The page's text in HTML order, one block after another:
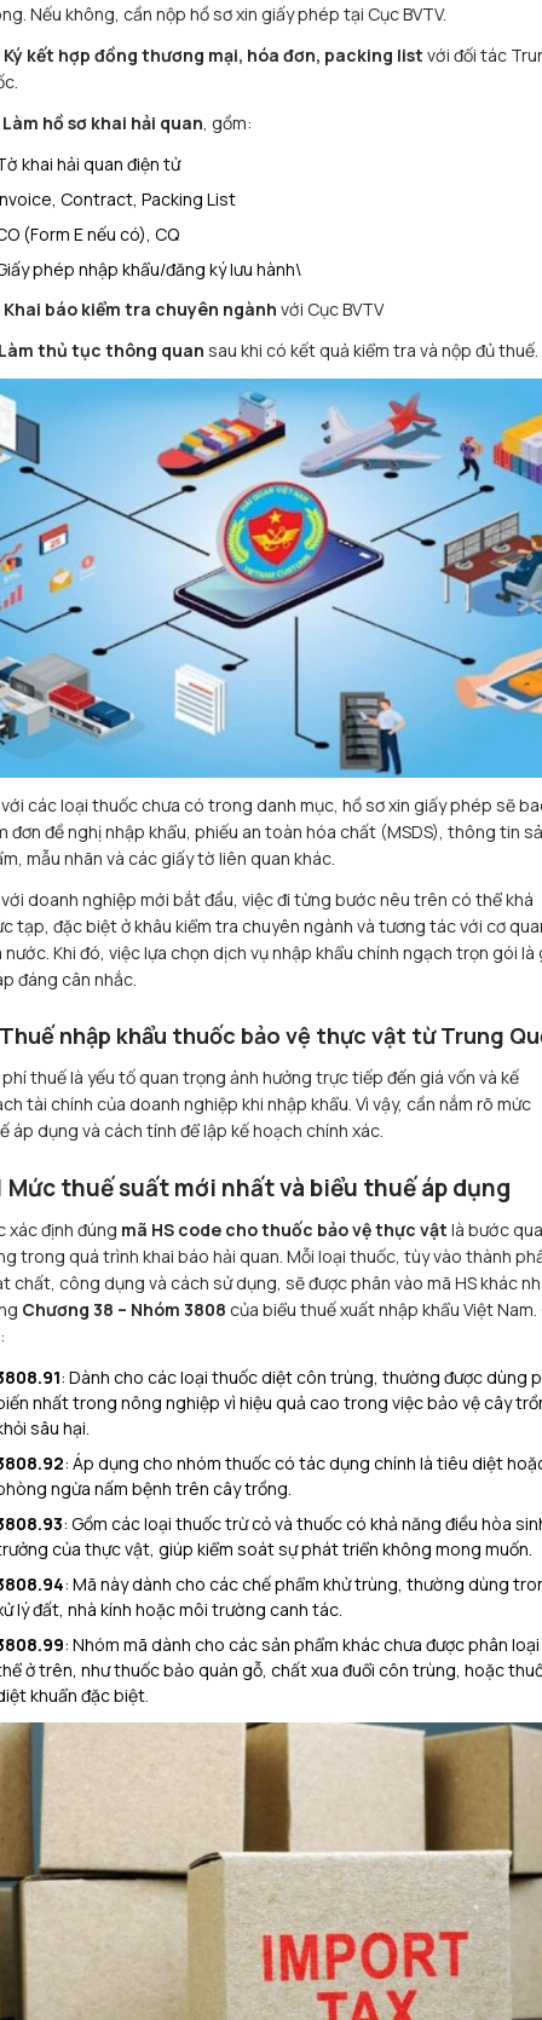
Nếu không, cần nộp hồ sơ xin giấy phép tại Cục BVTV.
Ký kết hợp đồng thương mại, hóa đơn, packing list với đối tác
Làm hồ sơ khai hải quan, gồm:
khai hải quan điện tử
Contract, Packing List
(Form E nếu có), CQ
phép nhập khẩu/đăng ký lưu hành\
Khai báo kiểm tra chuyên ngành với Cục BVTV
thủ tục thông quan sau khi có kết quả kiểm tra và nộp đủ thuế.
các loại thuốc chưa có trong danh mục, hồ sơ xin giấy phép sẽ
đơn đề nghị nhập khẩu, phiếu an toàn hóa chất (MSDS), thông tin
mẫu nhãn và các giấy tờ liên quan khác.
doanh nghiệp mới bắt đầu, việc đi từng bước nêu trên có thể khá
tạp, đặc biệt ở khâu kiểm tra chuyên ngành và tương tác với cơ
nước. Khi đó, việc lựa chọn dịch vụ nhập khẩu chính ngạch trọn gói là
đáng cân nhắc.
nhập khẩu thuốc bảo vệ thực vật từ Trung
thuế là yếu tố quan trọng ảnh hưởng trực tiếp đến giá vốn và kế
tài chính của doanh nghiệp khi nhập khẩu. Vì vậy, cần nắm rõ mức
áp dụng và cách tính để lập kế hoạch chính xác.
Mức thuế suất mới nhất và biểu thuế áp dụng
xác định đúng mã HS code cho thuốc bảo vệ thực vật là bước
trong quá trình khai báo hải quan. Mỗi loại thuốc, tùy vào thành
chất, công dụng và cách sử dụng, sẽ được phân vào mã HS khác
Chương 38 – Nhóm 3808 của biểu thuế xuất nhập khẩu Việt Nam.
: Dành cho các loại thuốc diệt côn trùng, thường được dùng
nhất trong nông nghiệp vì hiệu quả cao trong việc bảo vệ cây
sâu hại.
: Áp dụng cho nhóm thuốc có tác dụng chính là tiêu diệt
ngừa nấm bệnh trên cây trồng.
: Gồm các loại thuốc trừ cỏ và thuốc có khả năng điều hòa
của thực vật, giúp kiểm soát sự phát triển không mong muốn.
: Mã này dành cho các chế phẩm khử trùng, thường dùng
lý đất, nhà kính hoặc môi trường canh tác.
: Nhóm mã dành cho các sản phẩm khác chưa được phân
ở trên, như thuốc bảo quản gỗ, chất xua đuổi côn trùng, hoặc
khuẩn đặc biệt.